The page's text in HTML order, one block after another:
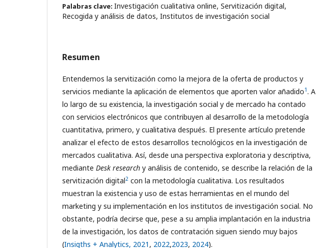
Palabras clave: Investigación cualitativa online, Servitización digital,
Recogida y análisis de datos, Institutos de investigación social
Resumen
Entendemos la servitización como la mejora de la oferta de productos y
servicios mediante la aplicación de elementos que aporten valor añadido1. A
lo largo de su existencia, la investigación social y de mercado ha contado
con servicios electrónicos que contribuyen al desarrollo de la metodología
cuantitativa, primero, y cualitativa después. El presente artículo pretende
analizar el efecto de estos desarrollos tecnológicos en la investigación de
mercados cualitativa. Así, desde una perspectiva exploratoria y descriptiva,
mediante Desk research y análisis de contenido, se describe la relación de la
servitización digital2 con la metodología cualitativa. Los resultados
muestran la existencia y uso de estas herramientas en el mundo del
marketing y su implementación en los institutos de investigación social. No
obstante, podría decirse que, pese a su amplia implantación en la industria
de la investigación, los datos de contratación siguen siendo muy bajos
(Insigths + Analytics, 2021 , 2022,2023, 2024).